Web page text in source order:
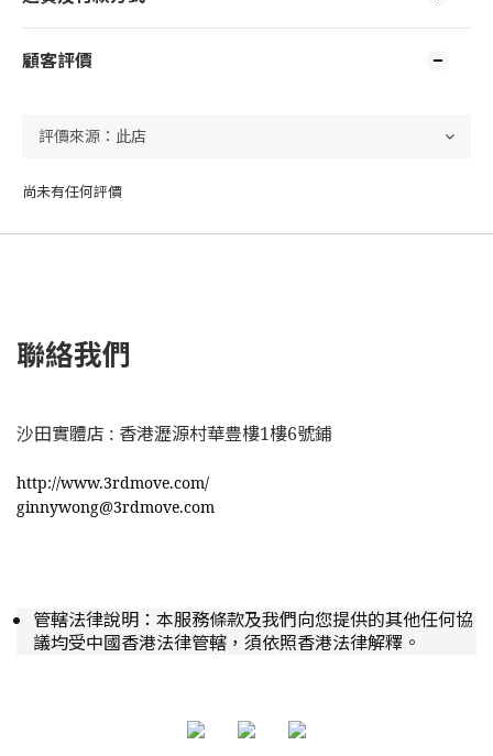
顧客評價
尚未有任何評價
聯絡我們
沙田實體店 : 香港瀝源村華豊樓1樓6號鋪
http://www.3rdmove.com/
ginnywong@3rdmove.com
管轄法律說明：本服務條款及我們向您提供的其他任何協
議均受中國香港法律管轄，須依照香港法律解釋。